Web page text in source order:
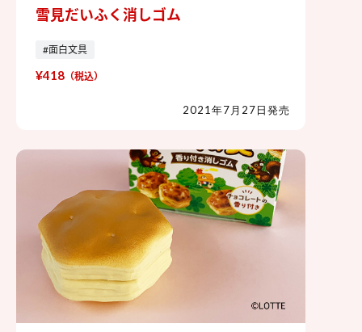
雪見だいふく消しゴム
雪見だいふく消しゴム
#面白文具
¥418 （税込）
2021年7月27日発売